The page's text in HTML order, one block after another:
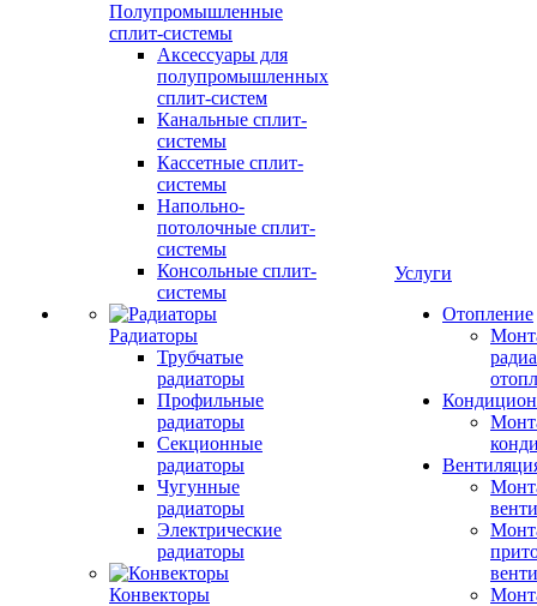
Полупромышленные
сплит-системы
Аксессуары для
полупромышленных
сплит-систем
Канальные сплит-
системы
Кассетные сплит-
системы
Напольно-
потолочные сплит-
системы
Консольные сплит-
системы
Радиаторы
Трубчатые
радиаторы
Профильные
радиаторы
Секционные
радиаторы
Чугунные
радиаторы
Электрические
радиаторы
Конвекторы
Услуги
Отопление